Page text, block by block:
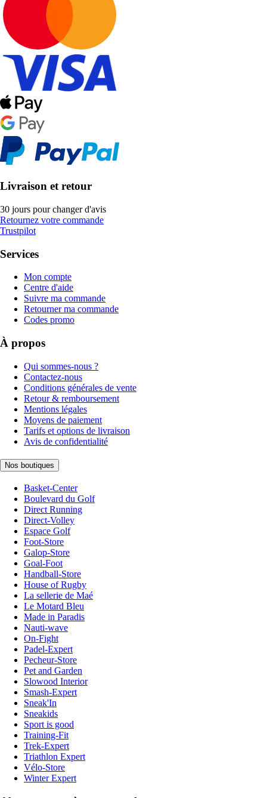
Livraison et retour
30 jours pour changer d'avis
Retournez votre commande
Trustpilot
Services
Mon compte
Centre d'aide
Suivre ma commande
Retourner ma commande
Codes promo
À propos
Qui sommes-nous ?
Contactez-nous
Conditions générales de vente
Retour & remboursement
Mentions légales
Moyens de paiement
Tarifs et options de livraison
Avis de confidentialité
Nos boutiques
Basket-Center
Boulevard du Golf
Direct Running
Direct-Volley
Espace Golf
Foot-Store
Galop-Store
Goal-Foot
Handball-Store
House of Rugby
La sellerie de Maé
Le Motard Bleu
Made in Paradis
Nauti-wave
On-Fight
Padel-Expert
Pecheur-Store
Pet and Garden
Slowood Interior
Smash-Expert
Sneak'In
Sneakids
Sport is good
Training-Fit
Trek-Expert
Triathlon Expert
Vélo-Store
Winter Expert